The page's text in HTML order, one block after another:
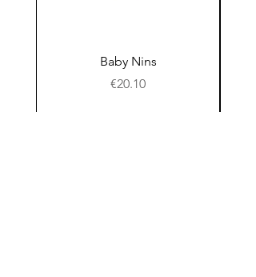
Baby Nins
Prijs
€20.10